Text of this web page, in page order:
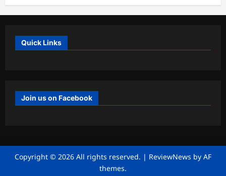
Quick Links
Join us on Facebook
Copyright © 2026 All rights reserved. | ReviewNews by AF
themes.